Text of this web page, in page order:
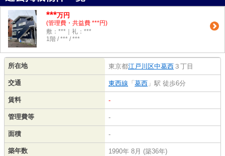
***万円
(管理費・共益費 ***円)
敷：***｜礼：***
1階 / *** / ***
所在地 東京都江戸川区中葛西 ３丁目
交通 東西線 「 葛西 」駅 徒歩6分
賃料 -
管理費等 -
面積 -
築年数 1990年 8月 (築36年)